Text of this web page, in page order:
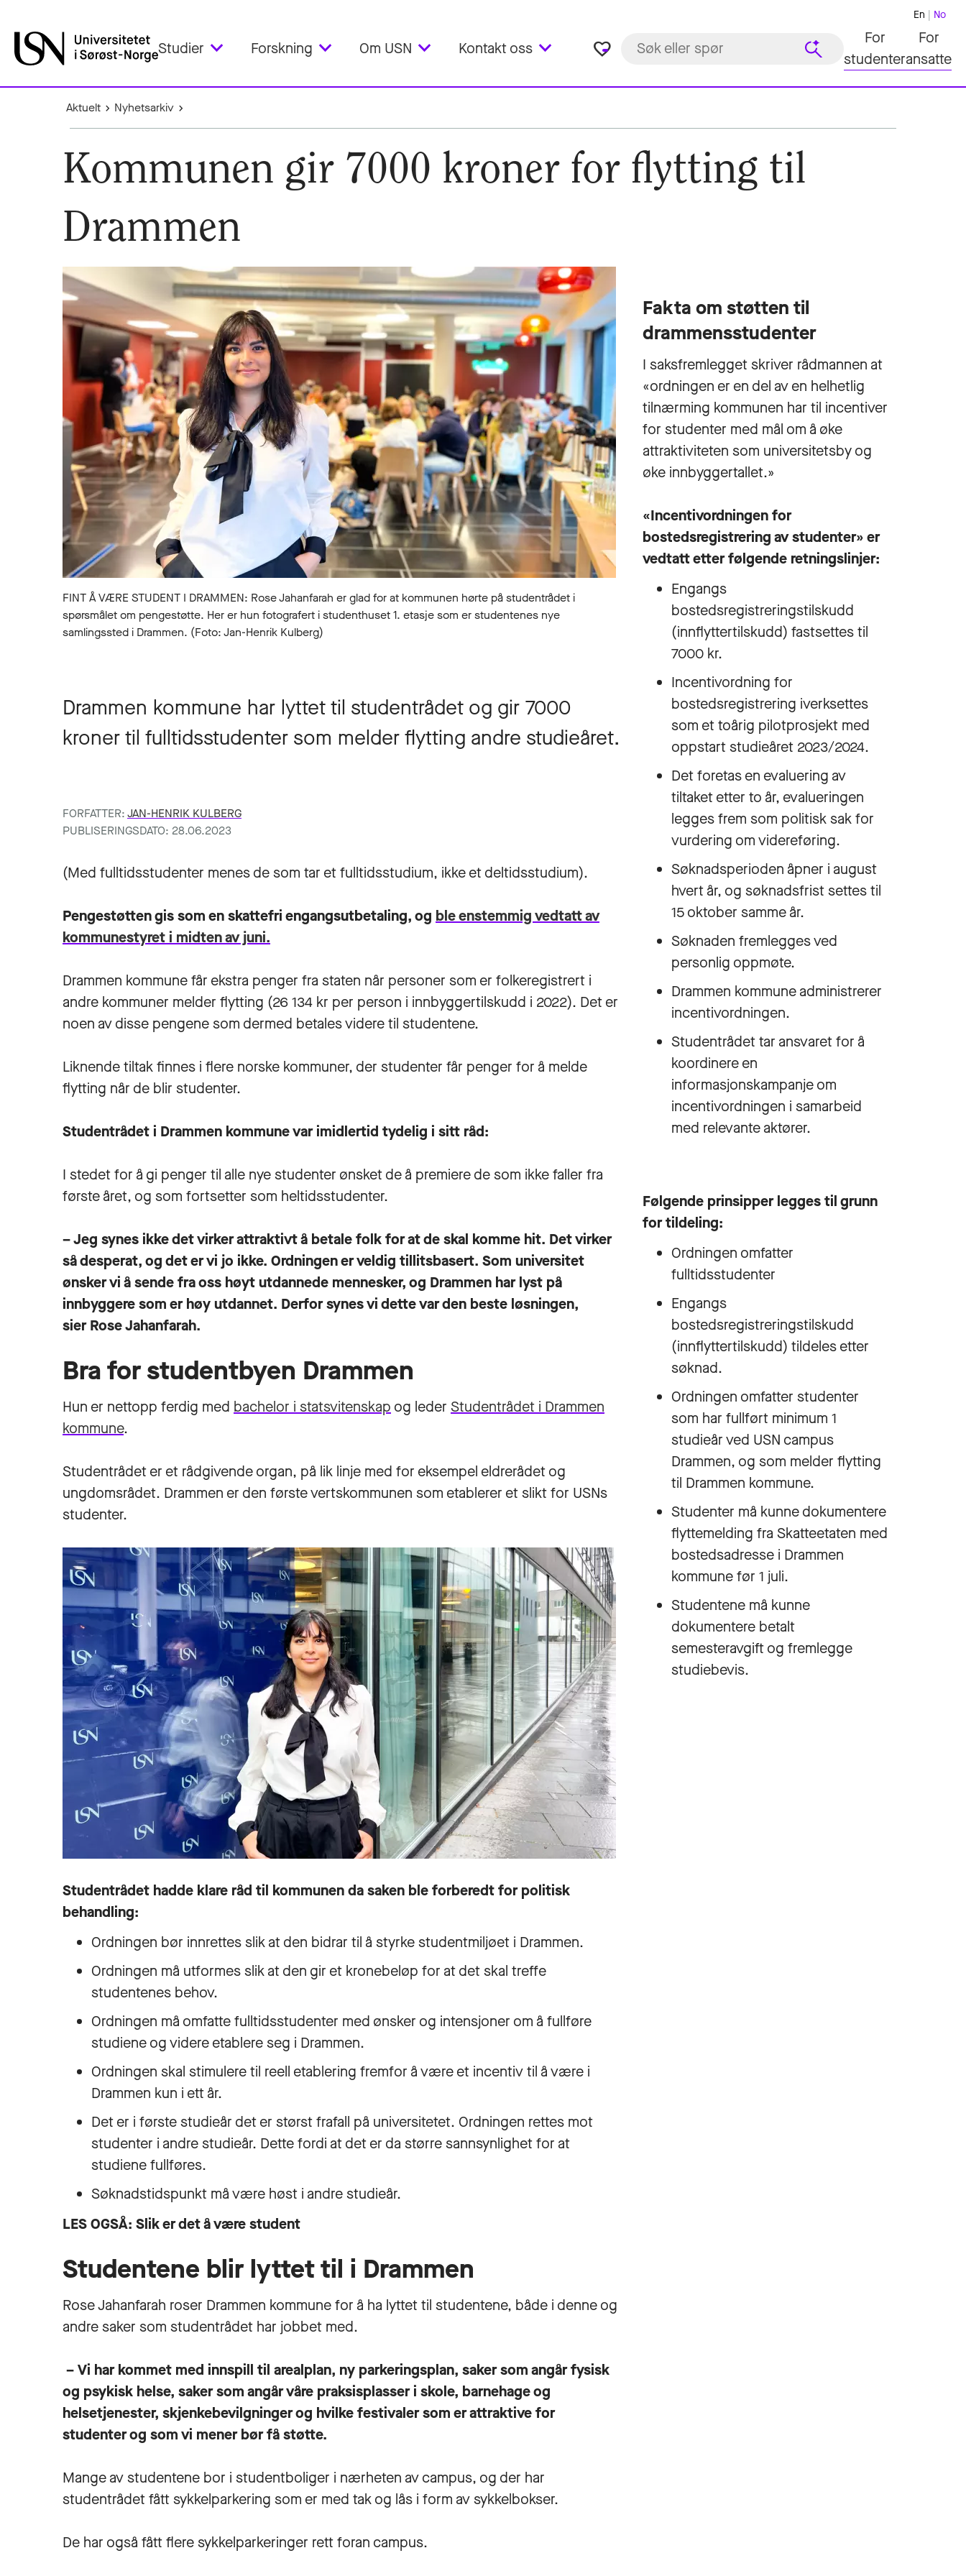
Studier Forskning Om USN Kontakt oss favorite_border
En No
For
studenter
For
ansatte
Aktuelt Nyhetsarkiv
Kommunen gir 7000 kroner for flytting til
Drammen
FINT Å VÆRE STUDENT I DRAMMEN: Rose Jahanfarah er glad for at kommunen hørte på studentrådet i
spørsmålet om pengestøtte. Her er hun fotografert i studenthuset 1. etasje som er studentenes nye
samlingssted i Drammen. (Foto: Jan-Henrik Kulberg)
Drammen kommune har lyttet til studentrådet og gir 7000
kroner til fulltidsstudenter som melder flytting andre studieåret.
FORFATTER:JAN-HENRIK KULBERG
PUBLISERINGSDATO: 28.06.2023
(Med fulltidsstudenter menes de som tar et fulltidsstudium, ikke et deltidsstudium).
Pengestøtten gis som en skattefri engangsutbetaling, og ble enstemmig vedtatt av
kommunestyret i midten av juni.
Drammen kommune får ekstra penger fra staten når personer som er folkeregistrert i
andre kommuner melder flytting (26 134 kr per person i innbyggertilskudd i 2022). Det er
noen av disse pengene som dermed betales videre til studentene.
Liknende tiltak finnes i flere norske kommuner, der studenter får penger for å melde
flytting når de blir studenter.
Studentrådet i Drammen kommune var imidlertid tydelig i sitt råd:
I stedet for å gi penger til alle nye studenter ønsket de å premiere de som ikke faller fra
første året, og som fortsetter som heltidsstudenter.
– Jeg synes ikke det virker attraktivt å betale folk for at de skal komme hit. Det virker
så desperat, og det er vi jo ikke. Ordningen er veldig tillitsbasert. Som universitet
ønsker vi å sende fra oss høyt utdannede mennesker, og Drammen har lyst på
innbyggere som er høy utdannet. Derfor synes vi dette var den beste løsningen,
sier Rose Jahanfarah.
Bra for studentbyen Drammen
Hun er nettopp ferdig med bachelor i statsvitenskap og leder Studentrådet i Drammen
kommune.
Studentrådet er et rådgivende organ, på lik linje med for eksempel eldrerådet og
ungdomsrådet. Drammen er den første vertskommunen som etablerer et slikt for USNs
studenter.
Studentrådet hadde klare råd til kommunen da saken ble forberedt for politisk
behandling:
Ordningen bør innrettes slik at den bidrar til å styrke studentmiljøet i Drammen.
Ordningen må utformes slik at den gir et kronebeløp for at det skal treffe
studentenes behov.
Ordningen må omfatte fulltidsstudenter med ønsker og intensjoner om å fullføre
studiene og videre etablere seg i Drammen.
Ordningen skal stimulere til reell etablering fremfor å være et incentiv til å være i
Drammen kun i ett år.
Det er i første studieår det er størst frafall på universitetet. Ordningen rettes mot
studenter i andre studieår. Dette fordi at det er da større sannsynlighet for at
studiene fullføres.
Søknadstidspunkt må være høst i andre studieår.
LES OGSÅ: Slik er det å være student
Studentene blir lyttet til i Drammen
Rose Jahanfarah roser Drammen kommune for å ha lyttet til studentene, både i denne og
andre saker som studentrådet har jobbet med.
– Vi har kommet med innspill til arealplan, ny parkeringsplan, saker som angår fysisk
og psykisk helse, saker som angår våre praksisplasser i skole, barnehage og
helsetjenester, skjenkebevilgninger og hvilke festivaler som er attraktive for
studenter og som vi mener bør få støtte.
Mange av studentene bor i studentboliger i nærheten av campus, og der har
studentrådet fått sykkelparkering som er med tak og lås i form av sykkelbokser.
De har også fått flere sykkelparkeringer rett foran campus.
Fakta om støtten til
drammensstudenter
I saksfremlegget skriver rådmannen at
«ordningen er en del av en helhetlig
tilnærming kommunen har til incentiver
for studenter med mål om å øke
attraktiviteten som universitetsby og
øke innbyggertallet.»
«Incentivordningen for
bostedsregistrering av studenter» er
vedtatt etter følgende retningslinjer:
Engangs
bostedsregistreringstilskudd
(innflyttertilskudd) fastsettes til
7000 kr.
Incentivordning for
bostedsregistrering iverksettes
som et toårig pilotprosjekt med
oppstart studieåret 2023/2024.
Det foretas en evaluering av
tiltaket etter to år, evalueringen
legges frem som politisk sak for
vurdering om videreføring.
Søknadsperioden åpner i august
hvert år, og søknadsfrist settes til
15 oktober samme år.
Søknaden fremlegges ved
personlig oppmøte.
Drammen kommune administrerer
incentivordningen.
Studentrådet tar ansvaret for å
koordinere en
informasjonskampanje om
incentivordningen i samarbeid
med relevante aktører.
Følgende prinsipper legges til grunn
for tildeling:
Ordningen omfatter
fulltidsstudenter
Engangs
bostedsregistreringstilskudd
(innflyttertilskudd) tildeles etter
søknad.
Ordningen omfatter studenter
som har fullført minimum 1
studieår ved USN campus
Drammen, og som melder flytting
til Drammen kommune.
Studenter må kunne dokumentere
flyttemelding fra Skatteetaten med
bostedsadresse i Drammen
kommune før 1 juli.
Studentene må kunne
dokumentere betalt
semesteravgift og fremlegge
studiebevis.